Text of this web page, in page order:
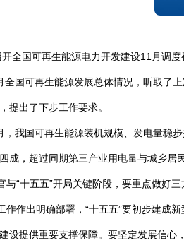
全国可再生能源电力开发建设11月调
国可再生能源发展总体情况，听取了
提出了下步工作要求。
我国可再生能源装机规模、发电量稳
成，超过同期第三产业用电量与城乡
与“十五五”开局关键阶段，要重点做
作作出明确部署，“十五五”要初步建
设提供重要支撑保障。要坚定发展信